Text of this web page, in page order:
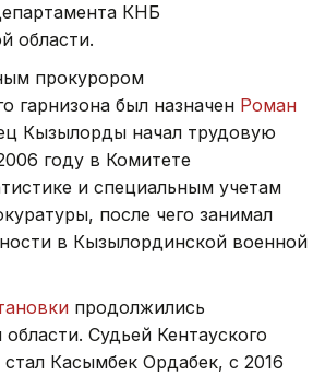
КНБ
области.
прокурором
гарнизона был назначен Роман
Кызылорды начал трудовую
году в Комитете
и специальным учетам
после чего занимал
в Кызылординской военной
продолжились
Судьей Кентауского
стал Касымбек Ордабек, с 2016